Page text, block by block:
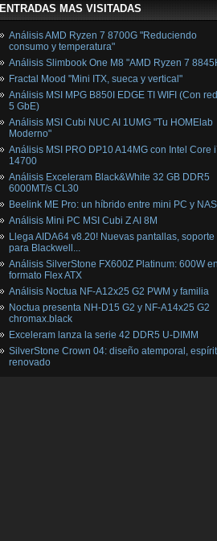
ENTRADAS MAS VISITADAS
Análisis AMD Ryzen 7 8700G "Reduciendo
consumo y temperatura"
Análisis Slimbook One M8 "AMD Ryzen 7
Fractal Mood "Mini ITX, sueca y vertical"
Análisis MSI MPG B850I EDGE TI WIFI (Con
5 GbE)
Análisis MSI Cubi NUC AI 1UMG "Tu HOMElab
Moderno"
Análisis MSI PRO DP10 A14MG con Intel Core
14700
Análisis Exceleram Black&White 32 GB DDR5
6000MT/s CL30
Beelink ME Pro: un híbrido entre mini PC y NAS
Análisis Mini PC MSI Cubi Z AI 8M
Llega AIDA64 v8.20! Nuevas pantallas, soporte
para Blackwell...
Análisis SilverStone FX600Z Platinum: 600W
formato Flex ATX
Análisis Noctua NF-A12x25 G2 PWM y familia
Noctua presenta NH-D15 G2 y NF-A14x25 G2
chromax.black
Exceleram lanza la serie 42 DDR5 U-DIMM
SilverStone Crown 04: diseño atemporal,
renovado